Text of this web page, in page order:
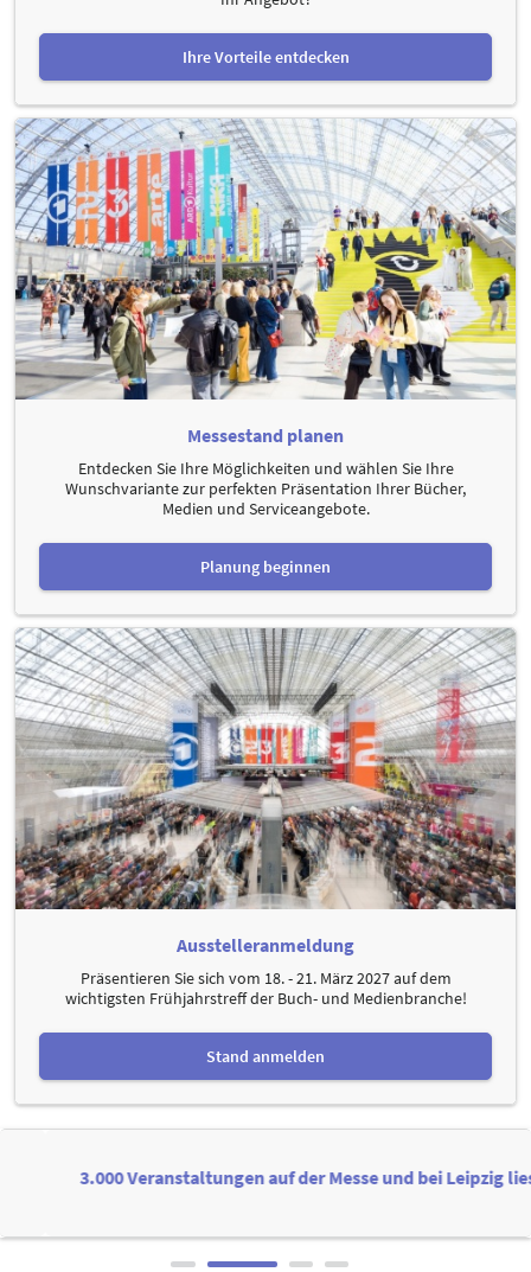
Ihre Vorteile entdecken
Messestand planen
Entdecken Sie Ihre Möglichkeiten und wählen Sie Ihre
Wunschvariante zur perfekten Präsentation Ihrer Bücher,
Medien und Serviceangebote.
Planung beginnen
Ausstelleranmeldung
Präsentieren Sie sich vom 18. - 21. März 2027 auf dem
wichtigsten Frühjahrstreff der Buch- und Medienbranche!
Stand anmelden
3.000 Veranstaltungen auf der Messe und bei Leipzig liest